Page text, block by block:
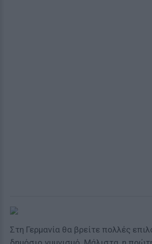
Στη Γερμανία θα βρείτε πολλές